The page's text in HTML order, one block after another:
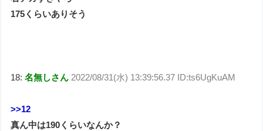
175くらいありそう
18:名無しさん 2022/08/31(水) 13:39:56.37 ID:ts6UgKuAM
>>12
真ん中は190くらいなんか？